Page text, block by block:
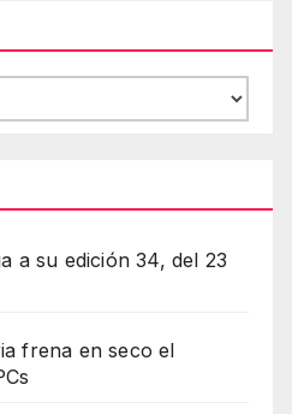
a su edición 34, del 23
frena en seco el